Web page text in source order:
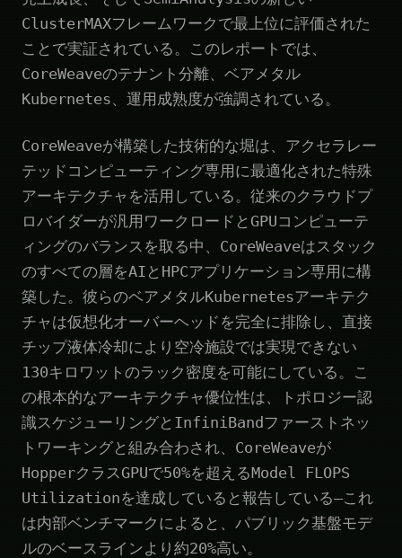
ClusterMAXフレームワークで最上位に評価された
ことで実証されている。このレポートでは、
CoreWeaveのテナント分離、ベアメタル
Kubernetes、運用成熟度が強調されている。
CoreWeaveが構築した技術的な堀は、アクセラレー
テッドコンピューティング専用に最適化された特殊
アーキテクチャを活用している。従来のクラウドプ
ロバイダーが汎用ワークロードとGPUコンピューテ
ィングのバランスを取る中、CoreWeaveはスタック
のすべての層をAIとHPCアプリケーション専用に構
築した。彼らのベアメタルKubernetesアーキテク
チャは仮想化オーバーヘッドを完全に排除し、直接
チップ液体冷却により空冷施設では実現できない
130キロワットのラック密度を可能にしている。こ
の根本的なアーキテクチャ優位性は、トポロジー認
識スケジューリングとInfiniBandファーストネッ
トワーキングと組み合わされ、CoreWeaveが
HopperクラスGPUで50%を超えるModel FLOPS
Utilizationを達成していると報告している—これ
は内部ベンチマークによると、パブリック基盤モデ
ルのベースラインより約20%高い。